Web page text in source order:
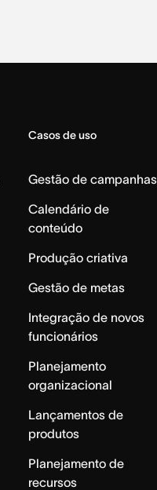
Casos de uso
Gestão de campanhas
Calendário de
conteúdo
Produção criativa
Gestão de metas
Integração de novos
funcionários
Planejamento
organizacional
Lançamentos de
produtos
Planejamento de
recursos